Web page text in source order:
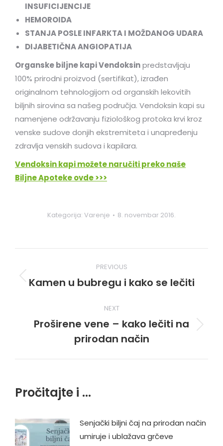
INSUFICIJENCIJE
HEMOROIDA
STANJA POSLE INFARKTA I MOŽDANOG UDARA
DIJABETIČNA ANGIOPATIJA
Organske biljne kapi Vendoksinpredstavljaju
100% prirodni proizvod (sertifikat), izrađen
originalnom tehnologijom od organskih lekovitih
biljnih sirovina sa našeg područja. Vendoksin kapi su
namenjene održavanju fiziološkog protoka krvi kroz
venske sudove donjih ekstremiteta i unapređenju
zdravlja venskih sudova i kapilara.
Vendoksin kapi možete naručiti preko naše
Biljne Apoteke ovde >>>
Kategorija: Varenje 8. novembar 2016.
navigation
PREVIOUS
Previous
Kamen u bubregu i kako se lečiti
NEXT
Next
post:
Proširene vene – kako lečiti na
prirodan način
Pročitajte i ...
Senjački biljni čaj na prirodan način
umiruje i ublažava grčeve